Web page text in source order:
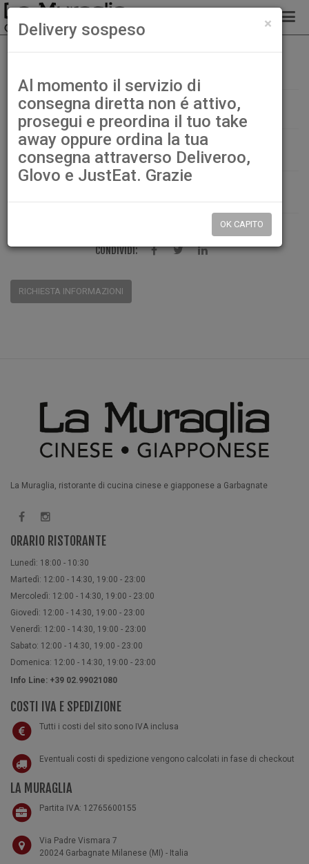
66. Pesce con verdure di stagione (fettine)
€ 5,50
CONDIVIDI:
RICHIESTA INFORMAZIONI
La Muraglia, ristorante di cucina cinese e giapponese a Garbagnate
ORARIO RISTORANTE
Lunedì: 18:00 - 10:30
Martedì: 12:00 - 14:30, 19:00 - 23:00
Mercoledì: 12:00 - 14:30, 19:00 - 23:00
Giovedì: 12:00 - 14:30, 19:00 - 23:00
Venerdì: 12:00 - 14:30, 19:00 - 23:00
Sabato: 12:00 - 14:30, 19:00 - 23:00
Domenica: 12:00 - 14:30, 19:00 - 23:00
Info Line: +39 02.99021080
COSTI IVA E SPEDIZIONE
Tutti i costi del sito sono IVA inclusa
Eventuali costi di spedizione vengono calcolati in fase di checkout
LA MURAGLIA
Partita IVA: 12765600155
Via Padre Vismara 7
20024 Garbagnate Milanese (MI) - Italia
×
Delivery sospeso
Al momento il servizio di
consegna diretta non é attivo,
prosegui e preordina il tuo take
away oppure ordina la tua
consegna attraverso Deliveroo,
Glovo e JustEat. Grazie
OK CAPITO